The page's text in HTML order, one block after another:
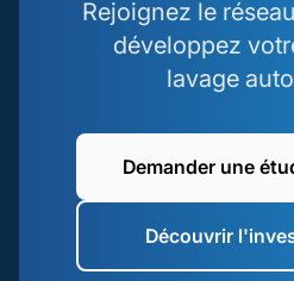
Rejoignez le
développez
lavage
Demander une
Découvrir